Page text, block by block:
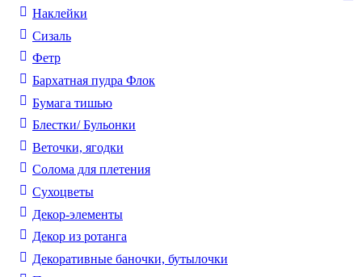
Наклейки
Сизаль
Фетр
Бархатная пудра Флок
Бумага тишью
Блестки/ Бульонки
Веточки, ягодки
Солома для плетения
Cухоцветы
Декор-элементы
Декор из ротанга
Декоративные баночки, бутылочки